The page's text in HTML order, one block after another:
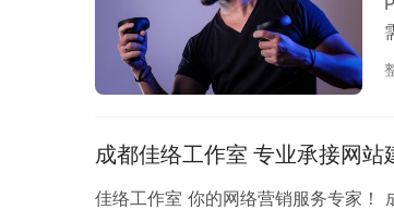
成都佳络工作室 专业承接网站
佳络工作室 你的网络营销服务专家！